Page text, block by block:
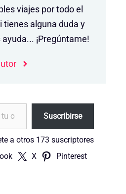
viajes por todo el
tienes alguna duda y
¡Pregúntame!
Suscribirse
a otros 173 suscriptores
X Pinterest